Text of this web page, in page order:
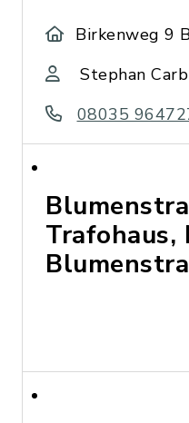
Birkenweg 9
Stephan
08035
Trafohaus,